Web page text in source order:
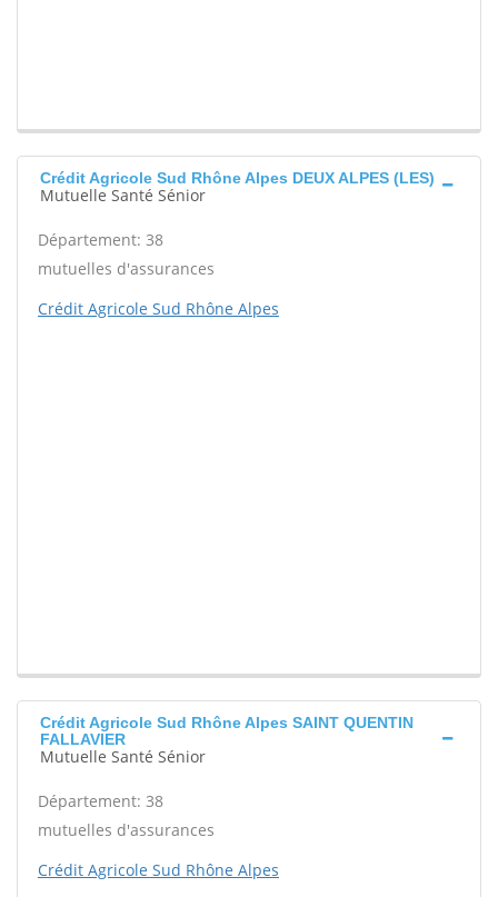
Crédit Agricole Sud Rhône Alpes DEUX ALPES (LES)
Mutuelle Santé Sénior
Département: 38
mutuelles d'assurances
Crédit Agricole Sud Rhône Alpes
Crédit Agricole Sud Rhône Alpes SAINT QUENTIN
FALLAVIER
Mutuelle Santé Sénior
Département: 38
mutuelles d'assurances
Crédit Agricole Sud Rhône Alpes